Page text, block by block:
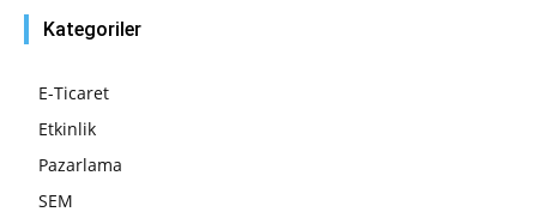
Kategoriler
E-Ticaret
Etkinlik
Pazarlama
SEM